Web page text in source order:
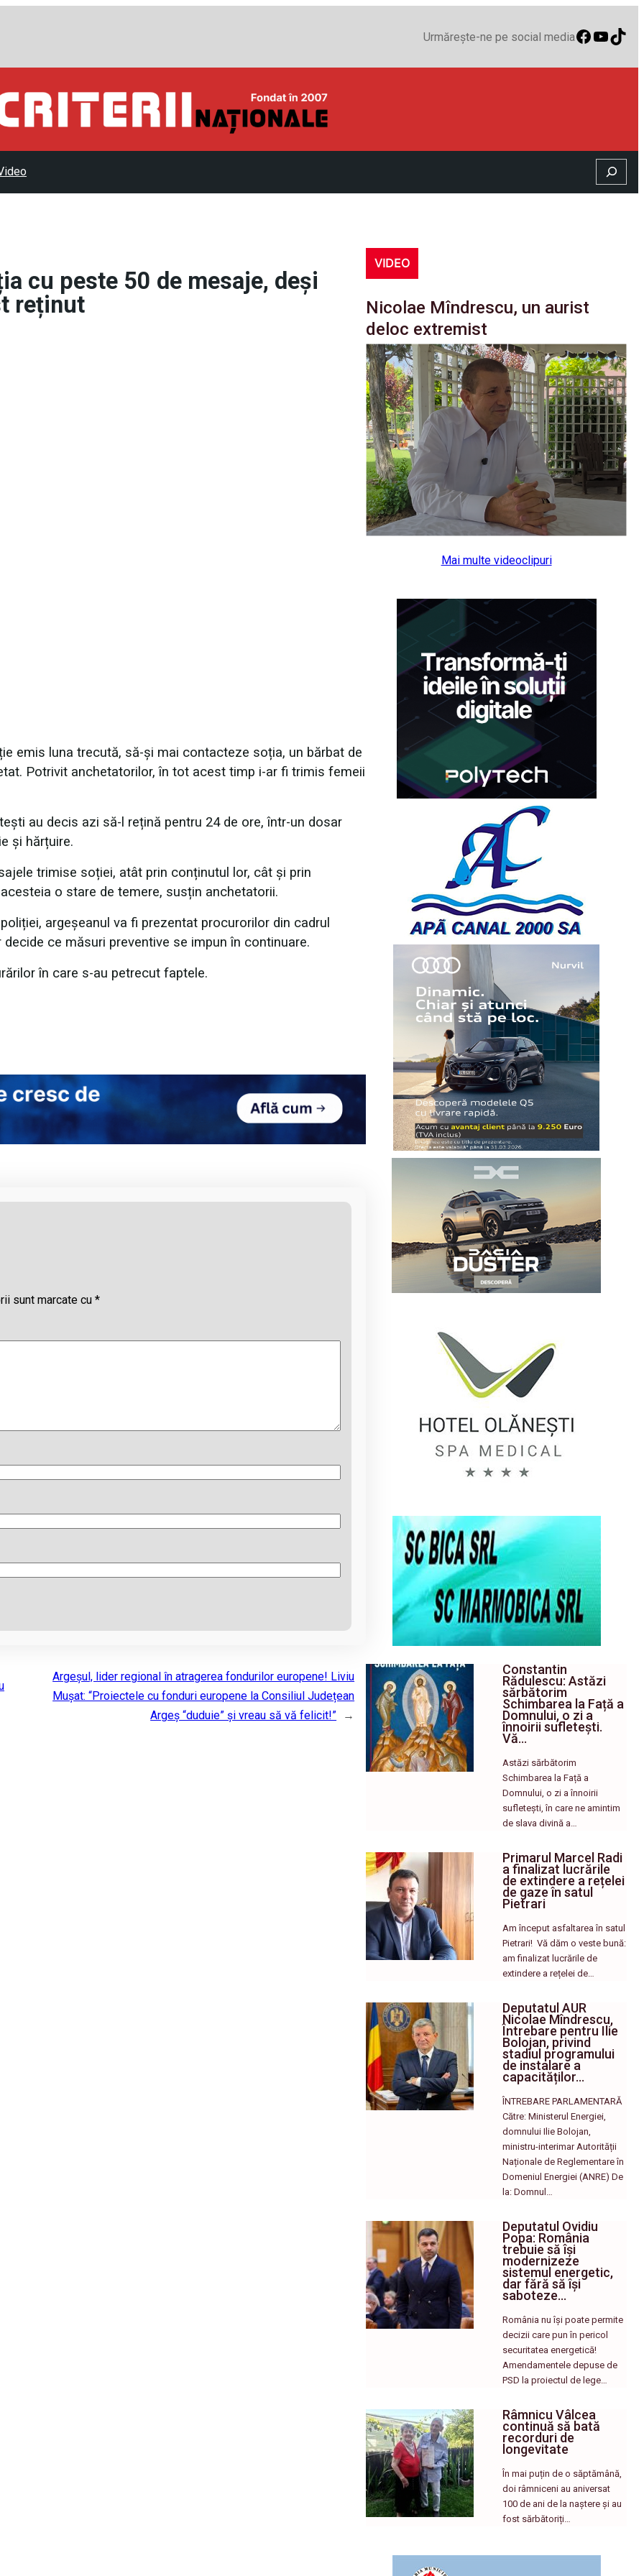
Urmărește-ne pe social media
Search
cu peste 50 de mesaje, deși
reținut
emis luna trecută, să-și mai contacteze soția, un bărbat de
Potrivit anchetatorilor, în tot acest timp i-ar fi trimis femeii
au decis azi să-l rețină pentru 24 de ore, într-un dosar
și hărțuire.
trimise soției, atât prin conținutul lor, cât și prin
o stare de temere, susțin anchetatorii.
argeșeanul va fi prezentat procurorilor din cadrul
ce măsuri preventive se impun în continuare.
în care s-au petrecut faptele.
sunt marcate cu *
Argeșul, lider regional în atragerea fondurilor europene! Liviu
Mușat: “Proiectele cu fonduri europene la Consiliul Județean
Argeș “duduie” și vreau să vă felicit!”
→
VIDEO
Nicolae Mîndrescu, un aurist
deloc extremist
Mai multe videoclipuri
Constantin
Rădulescu: Astăzi
sărbătorim
Schimbarea la Față a
Domnului, o zi a
înnoirii sufletești.
Vă…
Astăzi sărbătorim
Schimbarea la Față a
Domnului, o zi a înnoirii
sufletești, în care ne amintim
de slava divină a…
Primarul Marcel Radi
a finalizat lucrările
de extindere a rețelei
de gaze în satul
Pietrari
Am început asfaltarea în satul
Pietrari! ​ Vă dăm o veste bună:
am finalizat lucrările de
extindere a rețelei de…
Deputatul AUR
Nicolae Mîndrescu,
Întrebare pentru Ilie
Bolojan, privind
stadiul programului
de instalare a
capacităților…
ÎNTREBARE PARLAMENTARĂ
Către: Ministerul Energiei,
domnului Ilie Bolojan,
ministru-interimar Autorității
Naționale de Reglementare în
Domeniul Energiei (ANRE) De
la: Domnul…
Deputatul Ovidiu
Popa: România
trebuie să își
modernizeze
sistemul energetic,
dar fără să își
saboteze…
România nu își poate permite
decizii care pun în pericol
securitatea energetică!
Amendamentele depuse de
PSD la proiectul de lege…
Râmnicu Vâlcea
continuă să bată
recorduri de
longevitate
În mai puțin de o săptămână,
doi râmniceni au aniversat
100 de ani de la naștere și au
fost sărbătoriți…